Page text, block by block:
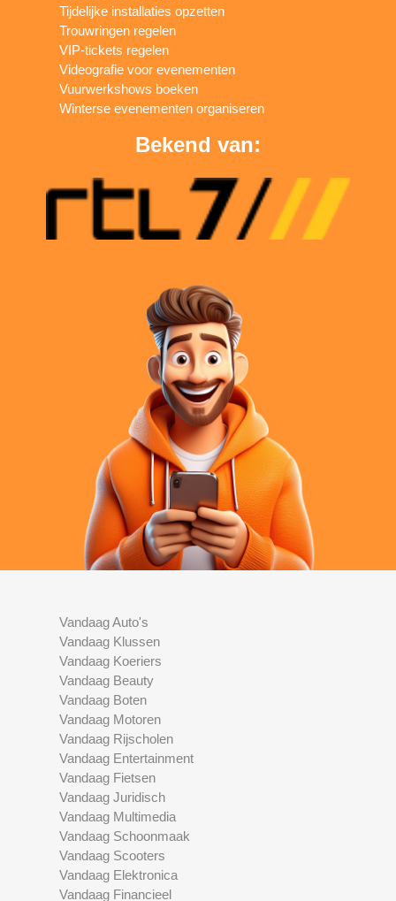
Tijdelijke installaties opzetten
Trouwringen regelen
VIP-tickets regelen
Videografie voor evenementen
Vuurwerkshows boeken
Winterse evenementen organiseren
Bekend van:
Vandaag Auto's
Vandaag Klussen
Vandaag Koeriers
Vandaag Beauty
Vandaag Boten
Vandaag Motoren
Vandaag Rijscholen
Vandaag Entertainment
Vandaag Fietsen
Vandaag Juridisch
Vandaag Multimedia
Vandaag Schoonmaak
Vandaag Scooters
Vandaag Elektronica
Vandaag Financieel